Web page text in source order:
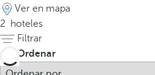
o
p
a
a
Ver en mapa
2
hoteles
Filtrar
Ordenar